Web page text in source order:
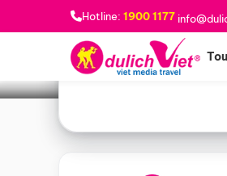
Hotline: 1900 1177
Bạn muốn đi đâu? *